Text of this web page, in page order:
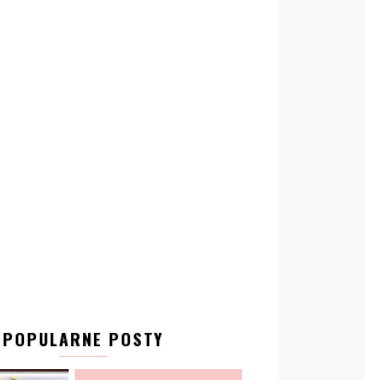
POPULARNE POSTY